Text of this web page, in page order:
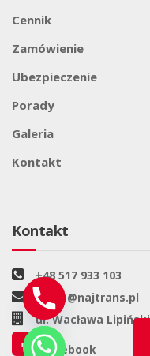
Cennik
Zamówienie
Ubezpieczenie
Porady
Galeria
Kontakt
Kontakt
+48 517 933 103
biuro@najtrans.pl
ul. Wacława
Facebook